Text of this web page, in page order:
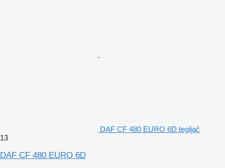
DAF CF 480 EURO 6D tegljač
13
DAF CF 480 EURO 6D